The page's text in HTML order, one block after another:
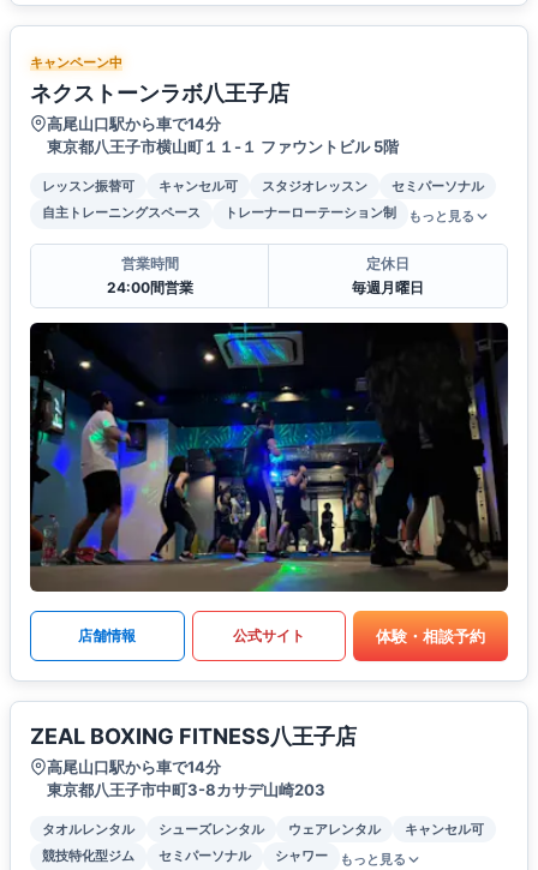
キャンペーン中
ネクストーンラボ八王子店
高尾山口駅から車で14分
東京都八王子市横山町１１-１ ファウントビル 5階
レッスン振替可 キャンセル可 スタジオレッスン
セミパーソナル
自主トレーニングスペース
トレーナーローテーション制 もっと見る
営業時間
24:00間営業
定休日
毎週月曜日
店舗情報 公式サイト 体験・相談予約
ZEAL BOXING FITNESS八王子店
高尾山口駅から車で14分
東京都八王子市中町3-8カサデ山崎203
タオルレンタル シューズレンタル ウェアレンタル
キャンセル可
競技特化型ジム
セミパーソナル シャワー もっと見る